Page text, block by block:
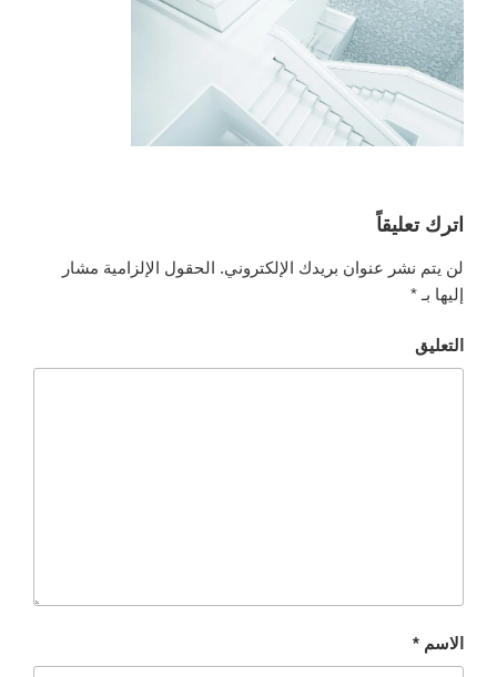
اترك تعليقاً
لن يتم نشر عنوان بريدك الإلكتروني. الحقول الإلزامية مشار
إليها بـ *
التعليق
الاسم *